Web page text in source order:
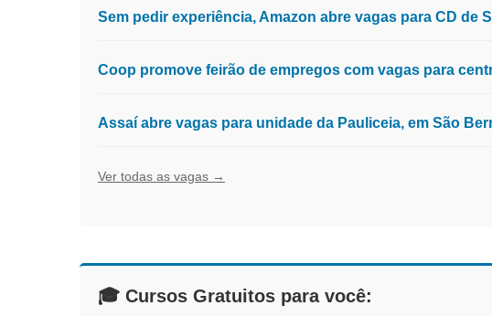
Sem pedir experiência, Amazon abre vagas para CD de
Coop promove feirão de empregos com vagas para
Assaí abre vagas para unidade da Pauliceia, em São
Ver todas as vagas →
🎓 Cursos Gratuitos para você: